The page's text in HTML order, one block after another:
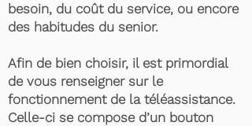
besoin, du coût du service, ou encore
des habitudes du senior.
Afin de bien choisir, il est primordial
de vous renseigner sur le
fonctionnement de la téléassistance.
Celle-ci se compose d’un bouton